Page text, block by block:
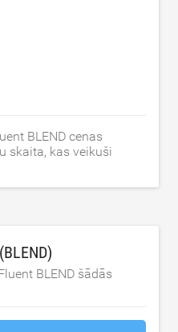
BLEND cenas
skaita, kas veikuši
BLEND šādās